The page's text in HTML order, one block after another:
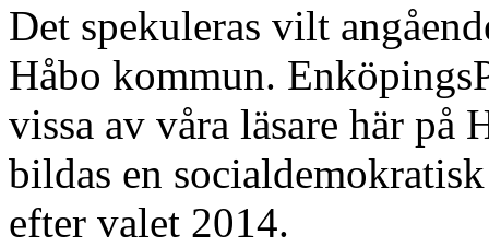
Det spekuleras vilt
Håbo kommun.
vissa av våra läsare här på
bildas en
efter valet 2014.